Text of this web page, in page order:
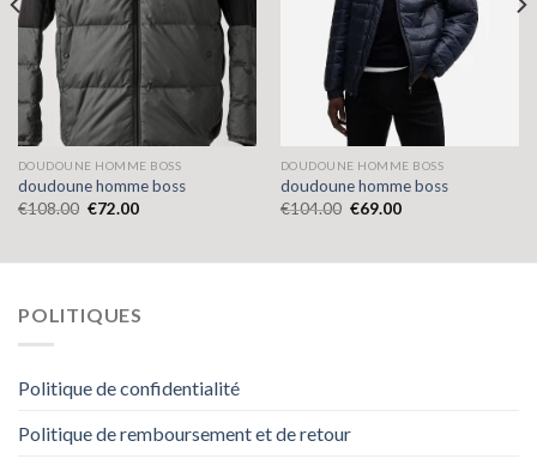
DOUDOUNE HOMME BOSS
doudoune homme boss
€108.00 €72.00
DOUDOUNE HOMME BOSS
doudoune homme boss
€104.00 €69.00
POLITIQUES
Politique de confidentialité
Politique de remboursement et de retour